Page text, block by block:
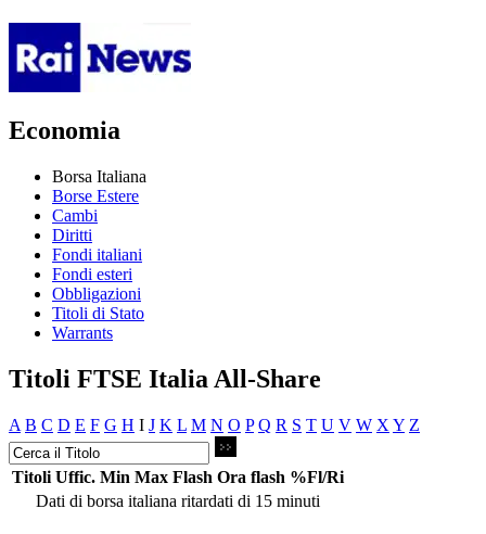
Economia
Borsa Italiana
Borse Estere
Cambi
Diritti
Fondi italiani
Fondi esteri
Obbligazioni
Titoli di Stato
Warrants
Titoli FTSE Italia All-Share
A B C D E F G H I J K L M N O P Q R S T U V W X Y Z
Titoli Uffic. Min Max Flash Ora flash %Fl/Ri
Dati di borsa italiana ritardati di 15 minuti